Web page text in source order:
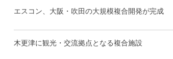
エスコン、大阪・吹田の大規模複合開発が完成
木更津に観光・交流拠点となる複合施設